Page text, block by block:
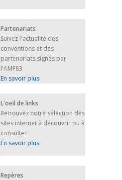
Partenariats
Suivez l'actualité des
conventions et des
partenariats signés par
l'AMF83
En savoir plus
L'oeil de links
Retrouvez notre sélection des
sites internet à découvrir ou à
consulter
En savoir plus
Repères